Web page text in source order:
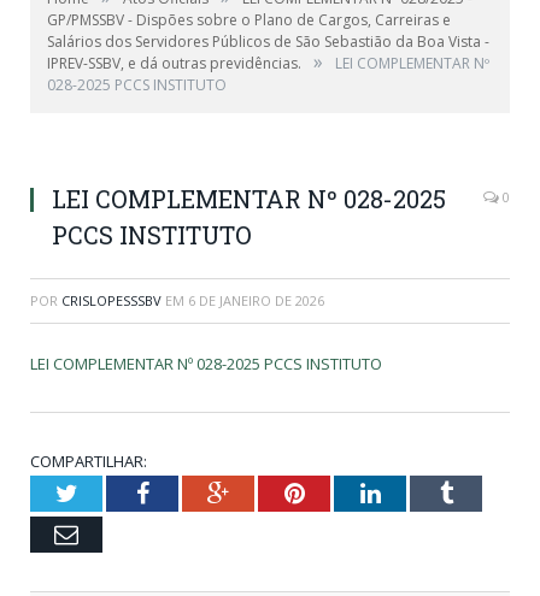
GP/PMSSBV - Dispões sobre o Plano de Cargos, Carreiras e
Salários dos Servidores Públicos de São Sebastião da Boa Vista -
IPREV-SSBV, e dá outras previdências.
»
LEI COMPLEMENTAR Nº
028-2025 PCCS INSTITUTO
LEI COMPLEMENTAR Nº 028-2025
PCCS INSTITUTO
0
POR CRISLOPESSSBV EM 6 DE JANEIRO DE 2026
LEI COMPLEMENTAR Nº 028-2025 PCCS INSTITUTO
COMPARTILHAR:
TwitterFacebookGoogle+PinterestLinkedInTumblr
Email